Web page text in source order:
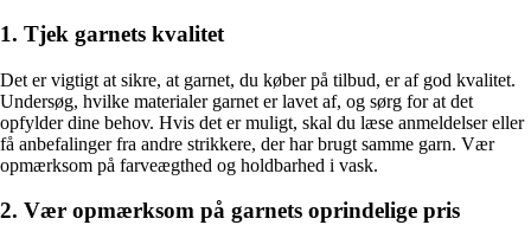
1. Tjek garnets kvalitet
Det er vigtigt at sikre, at garnet, du køber på tilbud, er af god kvalitet.
Undersøg, hvilke materialer garnet er lavet af, og sørg for at det
opfylder dine behov. Hvis det er muligt, skal du læse anmeldelser eller
få anbefalinger fra andre strikkere, der har brugt samme garn. Vær
opmærksom på farveægthed og holdbarhed i vask.
2. Vær opmærksom på garnets oprindelige pris